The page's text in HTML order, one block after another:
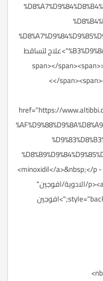
%B3%D9%8A%D8%AF%D9%8A%D9%84_15054">علاج لتساقط
الشعر: كل شيء عن المينوكسيديل<span></span><span>
</
href="https://
<p><a href="https://www.altibbi.com/الادوية/افوجين"
style="background-color: rgb(255, 255, 255);">افوجين